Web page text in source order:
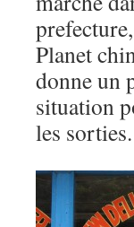
Planet
donne un
situation
les sorties.